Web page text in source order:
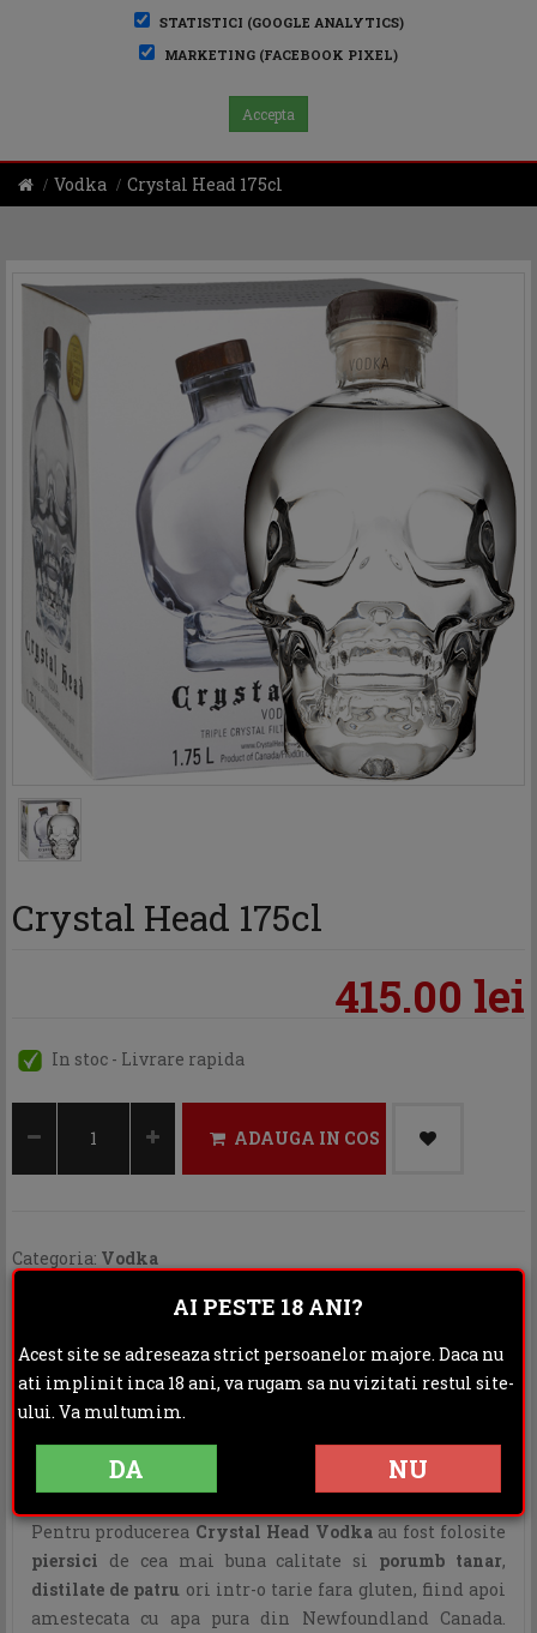
STATISTICI (GOOGLE ANALYTICS)
MARKETING (FACEBOOK PIXEL)
Accepta
Vodka Crystal Head 175cl
Crystal Head 175cl
415.00 lei
In stoc - Livrare rapida
ADAUGA IN COS
Categoria: Vodka
Rating:
DESCRIERE
OPINII (0)
Pentru producerea Crystal Head Vodkaau fost folosite
piersici de cea mai buna calitate si porumb tanar,
distilate de patru ori intr-o tarie fara gluten, fiind apoi
amestecata cu apa pura din Newfoundland Canada.
AI PESTE 18 ANI?
Acest site se adreseaza strict persoanelor majore. Daca nu
ati implinit inca 18 ani, va rugam sa nu vizitati restul site-
ului. Va multumim.
DA NU